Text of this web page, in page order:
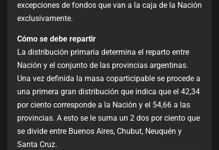
excepciones de fondos que van a la caja de la Nación
exclusivamente.
Cómo se debe repartir
La distribución primaria determina el reparto entre
Nación y el conjunto de las provincias argentinas.
Una vez definida la masa coparticipable se procede a
una primera gran distribución que indica que el 42,34
por ciento corresponde a la Nación y el 54,66 a las
provincias. A esto se le suma un 2 dos por ciento que
se divide entre Buenos Aires, Chubut, Neuquén y
Santa Cruz.